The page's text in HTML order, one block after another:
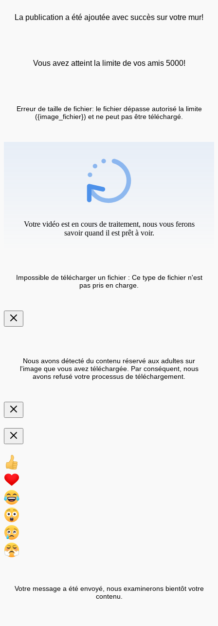
La publication a été ajoutée avec succès sur votre mur!
Vous avez atteint la limite de vos amis 5000!
Erreur de taille de fichier: le fichier dépasse autorisé la limite
({image_fichier}) et ne peut pas être téléchargé.
Votre vidéo est en cours de traitement, nous vous ferons
savoir quand il est prêt à voir.
Impossible de télécharger un fichier : Ce type de fichier n'est
pas pris en charge.
Nous avons détecté du contenu réservé aux adultes sur
l'image que vous avez téléchargée. Par conséquent, nous
avons refusé votre processus de téléchargement.
Votre message a été envoyé, nous examinerons bientôt votre
contenu.